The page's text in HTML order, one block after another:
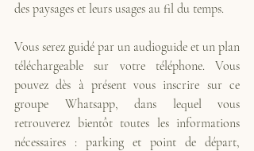
des paysages et leurs usages au fil du temps.
Vous serez guidé par un audioguide et un plan
téléchargeable sur votre téléphone. Vous
pouvez dès à présent vous inscrire sur ce
groupe Whatsapp, dans lequel vous
retrouverez bientôt toutes les informations
nécessaires : parking et point de départ,